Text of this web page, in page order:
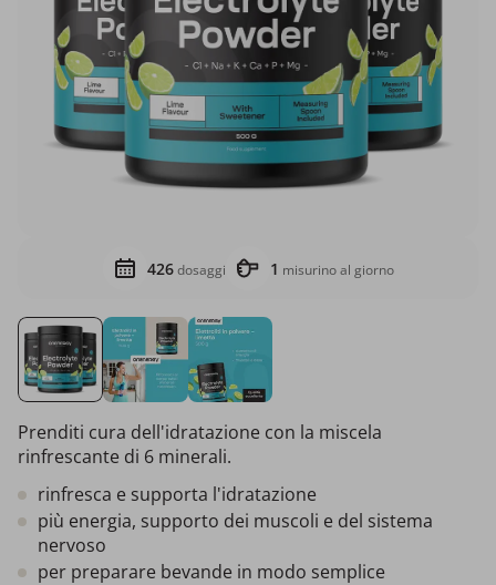
426dosaggi 1 misurino al giorno
Prenditi cura dell'idratazione con la miscela
rinfrescante di 6 minerali.
rinfresca e supporta l'idratazione
più energia, supporto dei muscoli e del sistema
nervoso
per preparare bevande in modo semplice